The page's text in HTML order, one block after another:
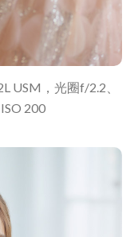
USM，光圈f/2.2、
200